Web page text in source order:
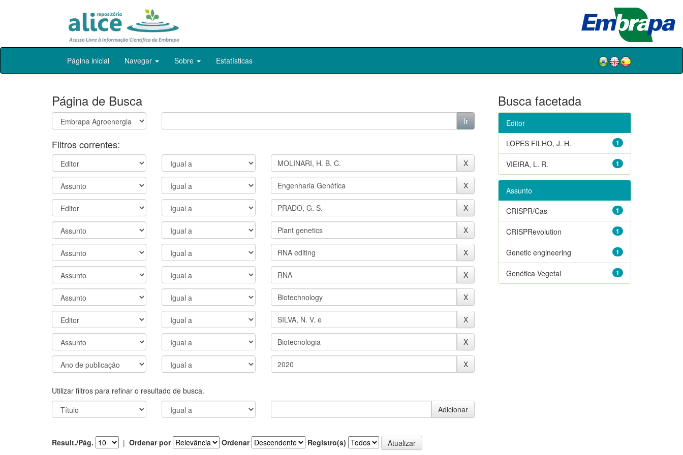
Skip
Página inicial Navegar Sobre Estatísticas
Página de Busca
Filtros correntes:
Utilizar filtros para refinar o resultado de busca.
Result./Pág. | Ordenar por Ordenar Registro(s)
Busca facetada
Editor
1
LOPES FILHO, J. H.
1
VIEIRA, L. R.
Assunto
1
CRISPR/Cas
1
CRISPRevolution
1
Genetic engineering
1
Genética Vegetal